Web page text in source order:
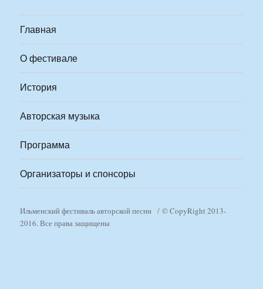
Главная
О фестивале
История
Авторская музыка
Программа
Организаторы и спонсоры
Ильменский фестиваль авторской песни
© CopyRight 2013-
2016. Все права защищены